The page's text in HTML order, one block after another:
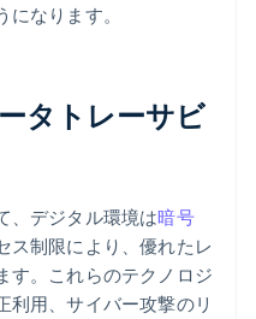
なります。
タトレーサビ
、デジタル環境は暗号
ス制限により、優れたレ
す。これらのテクノロジ
利用、サイバー攻撃のリ